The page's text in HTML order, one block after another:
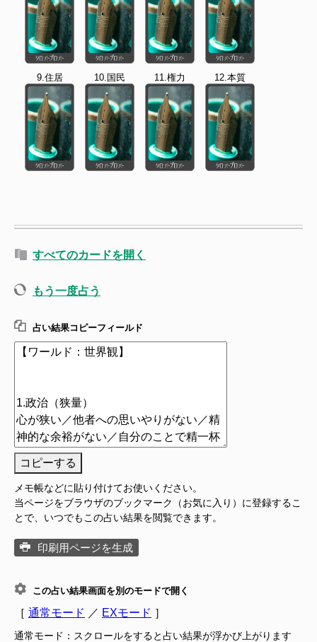
9.住居 10.国民 11.権力 12.本質
すべてのカードを開く
もう一度占う
占い結果コピーフィールド
コピーする
メモ帳などに貼り付けてお使いください。
当ページをブラウザのブックマーク（お気に入り）に登録するこ
とで、いつでもこの占い結果を閲覧できます。
印刷用ページを生成
この占い結果画面を別のモードで開く
［ 通常モード ／ EXモード ］
通常モード：スクロールをすると占い結果が浮かび上がります